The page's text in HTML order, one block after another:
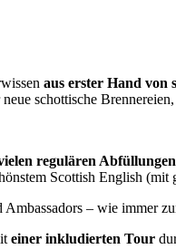
aus erster Hand von
schottische
regulären
Scottish English (mit
– wie immer
einer inkludierten Tour